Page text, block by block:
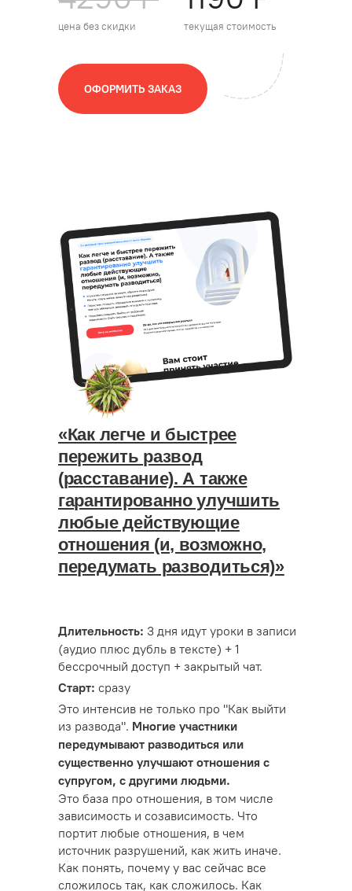
цена без скидки текущая стоимость
ОФОРМИТЬ ЗАКАЗ
«Как легче и быстрее
пережить развод
(расставание). А также
гарантированно улучшить
любые действующие
отношения (и, возможно,
передумать разводиться)»
Длительность: 3 дня идут уроки в записи
(аудио плюс дубль в тексте) + 1
бессрочный доступ + закрытый чат.
Старт: сразу
Это интенсив не только про "Как выйти
из развода". Многие участники
передумывают разводиться или
существенно улучшают отношения с
супругом, с другими людьми.
Это база про отношения, в том числе
зависимость и созависимость. Что
портит любые отношения, в чем
источник разрушений, как жить иначе.
Как понять, почему у вас сейчас все
сложилось так, как сложилось. Как